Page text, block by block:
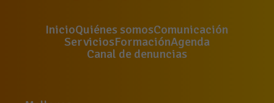
InicioQuiénes somosComunicación
ServiciosFormaciónAgenda
Canal de denuncias